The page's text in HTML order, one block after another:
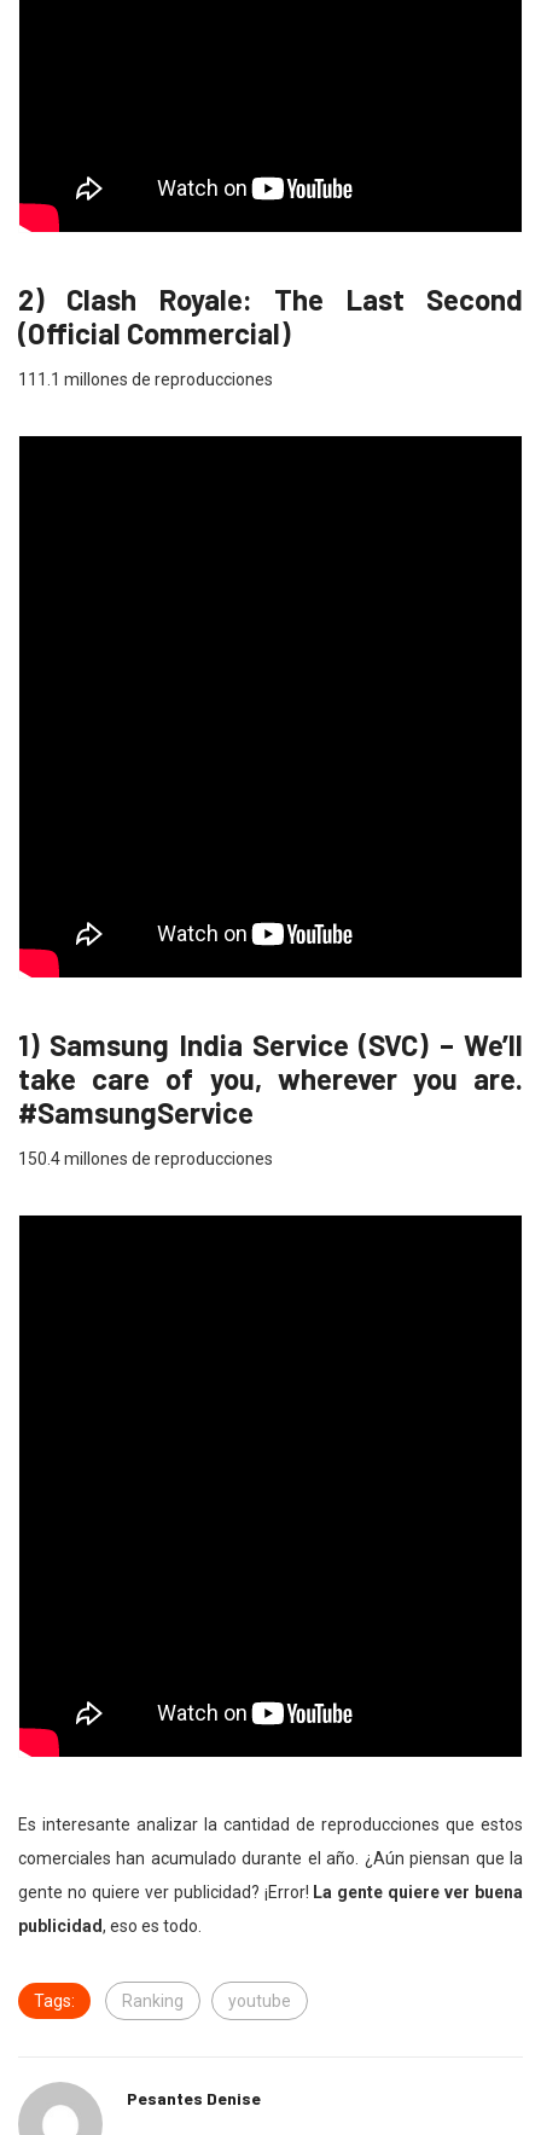
2) Clash Royale: The Last Second
(Official Commercial)
111.1 millones de reproducciones
1) Samsung India Service (SVC) – We’ll
take care of you, wherever you are.
#SamsungService
150.4 millones de reproducciones
Es interesante analizar la cantidad de reproducciones que estos
comerciales han acumulado durante el año. ¿Aún piensan que la
gente no quiere ver publicidad? ¡Error! La gente quiere ver buena
publicidad, eso es todo.
Tags: Ranking youtube
Pesantes Denise